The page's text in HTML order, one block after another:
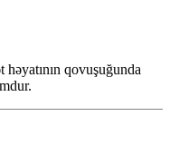
qovuşuğunda